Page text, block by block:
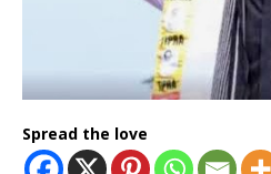
Spread the love